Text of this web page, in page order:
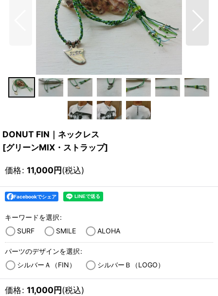
DONUT FIN｜ネックレス
[グリーンMIX・ストラップ]
価格: 11,000円(税込)
Facebookでシェア
キーワードを選択:
SURF
SMILE ALOHA
パーツのデザインを選択:
シルバーＡ（FIN）
シルバーＢ（LOGO）
価格: 11,000円(税込)